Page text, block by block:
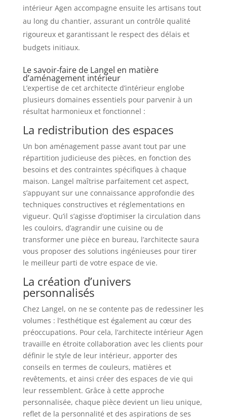
intérieur Agen accompagne ensuite les artisans tout
au long du chantier, assurant un contrôle qualité
rigoureux et garantissant le respect des délais et
budgets initiaux.
Le savoir-faire de Langel en matière
d’aménagement intérieur
L’expertise de cet architecte d’intérieur englobe
plusieurs domaines essentiels pour parvenir à un
résultat harmonieux et fonctionnel :
La redistribution des espaces
Un bon aménagement passe avant tout par une
répartition judicieuse des pièces, en fonction des
besoins et des contraintes spécifiques à chaque
maison. Langel maîtrise parfaitement cet aspect,
s’appuyant sur une connaissance approfondie des
techniques constructives et réglementations en
vigueur. Qu’il s’agisse d’optimiser la circulation dans
les couloirs, d’agrandir une cuisine ou de
transformer une pièce en bureau, l’architecte saura
vous proposer des solutions ingénieuses pour tirer
le meilleur parti de votre espace de vie.
La création d’univers
personnalisés
Chez Langel, on ne se contente pas de redessiner les
volumes : l’esthétique est également au cœur des
préoccupations. Pour cela, l’architecte intérieur Agen
travaille en étroite collaboration avec les clients pour
définir le style de leur intérieur, apporter des
conseils en termes de couleurs, matières et
revêtements, et ainsi créer des espaces de vie qui
leur ressemblent. Grâce à cette approche
personnalisée, chaque pièce devient un lieu unique,
reflet de la personnalité et des aspirations de ses